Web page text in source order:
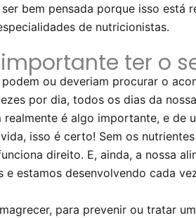
bem pensada porque isso está
de nutricionistas.
ter o
ou deveriam procurar o
por dia, todos os dias da
realmente é algo importante, e de
isso é certo! Sem os
direito. E, ainda, a nossa
e estamos desenvolvendo cada
para prevenir ou tratar